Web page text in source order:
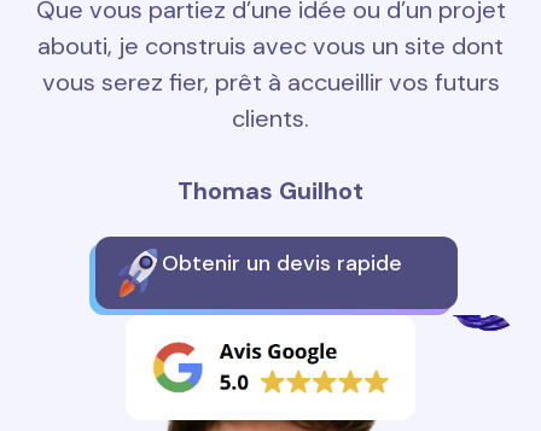
Que vous partiez d’une idée ou d’un projet
abouti, je construis avec vous un site dont
vous serez fier, prêt à accueillir vos futurs
clients.
Thomas Guilhot
Obtenir un devis rapide